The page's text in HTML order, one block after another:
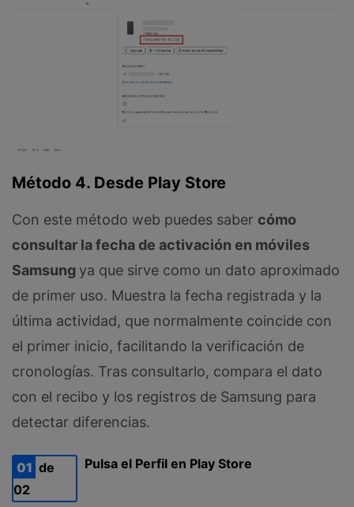
Método 4. Desde Play Store
Con este método web puedes saber cómo
consultar la fecha de activación en móviles
Samsung ya que sirve como un dato aproximado
de primer uso. Muestra la fecha registrada y la
última actividad, que normalmente coincide con
el primer inicio, facilitando la verificación de
cronologías. Tras consultarlo, compara el dato
con el recibo y los registros de Samsung para
detectar diferencias.
01 de
02
Pulsa el Perfil en Play Store